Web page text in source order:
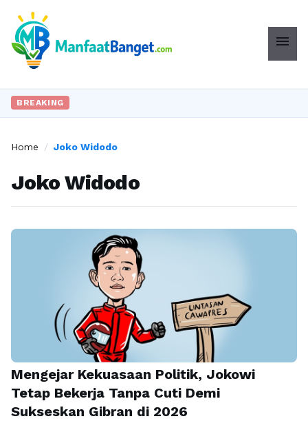
menu
BREAKING
Home / Joko Widodo
Joko Widodo
Mengejar Kekuasaan Politik, Jokowi
Tetap Bekerja Tanpa Cuti Demi
Sukseskan Gibran di 2026